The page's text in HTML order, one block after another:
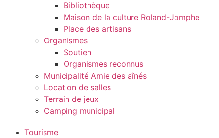
Bibliothèque
Maison de la culture Roland-Jomphe
Place des artisans
Organismes
Soutien
Organismes reconnus
Municipalité Amie des aînés
Location de salles
Terrain de jeux
Camping municipal
Tourisme